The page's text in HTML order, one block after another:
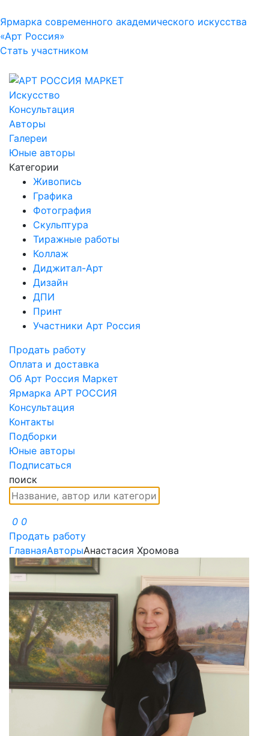
Ярмарка современного академического искусства
«Арт Россия»
Стать участником
Искусство
Консультация
Авторы
Галереи
Юные авторы
Категории
Живопись
Графика
Фотография
Скульптура
Тиражные работы
Коллаж
Диджитал-Арт
Дизайн
ДПИ
Принт
Участники Арт Россия
Продать работу
Оплата и доставка
Об Арт Россия Маркет
Ярмарка АРТ РОССИЯ
Консультация
Контакты
Подборки
Юные авторы
Подписаться
поиск
0 0
Продать работу
ГлавнаяАвторыАнастасия Хромова